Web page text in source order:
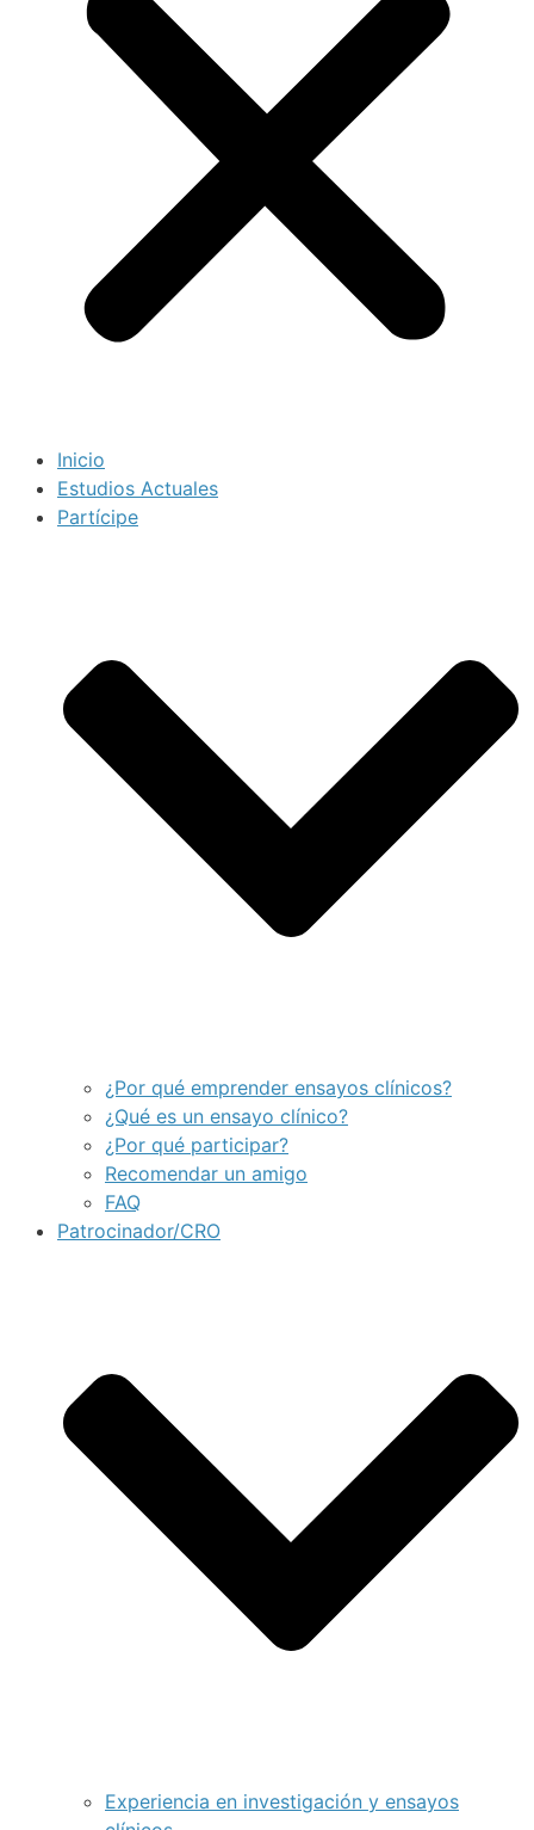
Inicio
Estudios Actuales
Partícipe
¿Por qué emprender ensayos clínicos?
¿Qué es un ensayo clínico?
¿Por qué participar?
Recomendar un amigo
FAQ
Patrocinador/CRO
Experiencia en investigación y ensayos